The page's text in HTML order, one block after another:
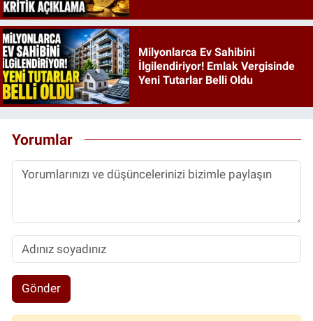
Milyonlarca Ev Sahibini
İlgilendiriyor! Emlak Vergisinde
Yeni Tutarlar Belli Oldu
Yorumlar
Gönder